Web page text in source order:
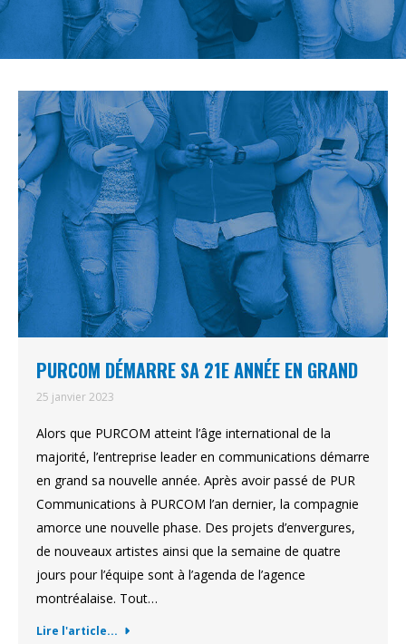
PURCOM DÉMARRE SA 21E ANNÉE EN GRAND
25 janvier 2023
Alors que PURCOM atteint l’âge international de la
majorité, l’entreprise leader en communications démarre
en grand sa nouvelle année. Après avoir passé de PUR
Communications à PURCOM l’an dernier, la compagnie
amorce une nouvelle phase. Des projets d’envergures,
de nouveaux artistes ainsi que la semaine de quatre
jours pour l’équipe sont à l’agenda de l’agence
montréalaise. Tout…
Lire l'article...